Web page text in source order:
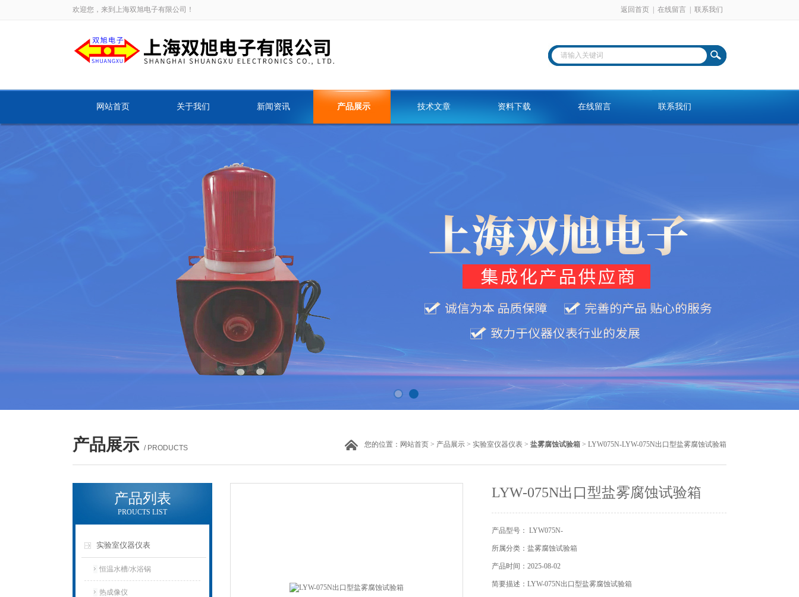
欢迎您，来到上海双旭电子有限公司！ 返回首页 在线留言 联系我们
网站首页 关于我们 新闻资讯 产品展示 技术文章 资料下载 在线留言 联系我们
产品展示 / PRODUCTS 您的位置： 网站首页 > 产品展示 > 实验室仪器仪表 > 盐雾腐蚀试验箱 > LYW075N-LYW-075N出口型盐雾腐蚀试验箱
产品列表
PROUCTS LIST
实验室仪器仪表
恒温水槽/水浴锅
热成像仪
LYW-075N出口型盐雾腐蚀试验箱
产品型号： LYW075N-
所属分类：盐雾腐蚀试验箱
产品时间：2025-08-02
简要描述：LYW-075N出口型盐雾腐蚀试验箱